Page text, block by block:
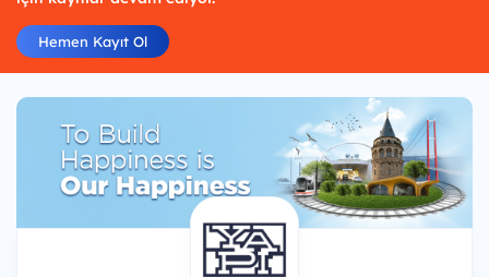
Hemen Kayıt Ol